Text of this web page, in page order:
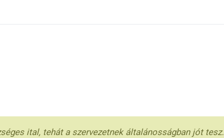
ital, tehát a szervezetnek általánosságban jót tesz.